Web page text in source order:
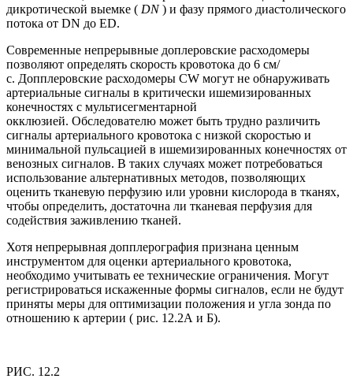
дикротической выемке ( DN) и фазу прямого диастолического
потока от DN до ED.
Современные непрерывные доплеровские расходомеры
позволяют определять скорость кровотока до 6 см/
с. Допплеровские расходомеры CW могут не обнаруживать
артериальные сигналы в критически ишемизированных
конечностях с мультисегментарной
окклюзией. Обследователю может быть трудно различить
сигналы артериального кровотока с низкой скоростью и
минимальной пульсацией в ишемизированных конечностях от
венозных сигналов. В таких случаях может потребоваться
использование альтернативных методов, позволяющих
оценить тканевую перфузию или уровни кислорода в тканях,
чтобы определить, достаточна ли тканевая перфузия для
содействия заживлению тканей.
Хотя непрерывная допплерография признана ценным
инструментом для оценки артериального кровотока,
необходимо учитывать ее технические ограничения. Могут
регистрироваться искаженные формы сигналов, если не будут
приняты меры для оптимизации положения и угла зонда по
отношению к артерии ( рис. 12.2А и Б).
РИС. 12.2